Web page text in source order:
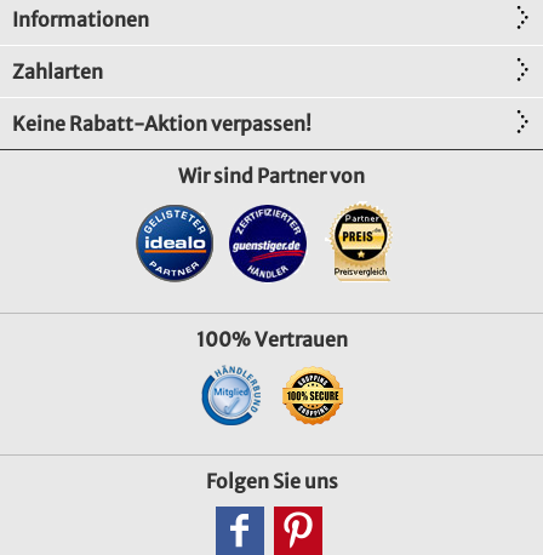
Informationen
Zahlarten
Keine Rabatt-Aktion verpassen!
Wir sind Partner von
100% Vertrauen
Folgen Sie uns